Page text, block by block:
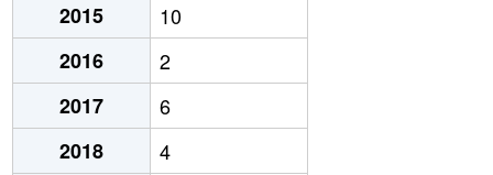
2015
10
2016
2
2017
6
2018
4